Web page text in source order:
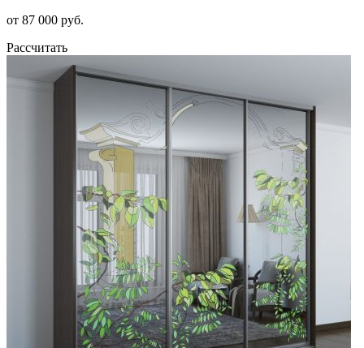
от 87 000 руб.
Рассчитать